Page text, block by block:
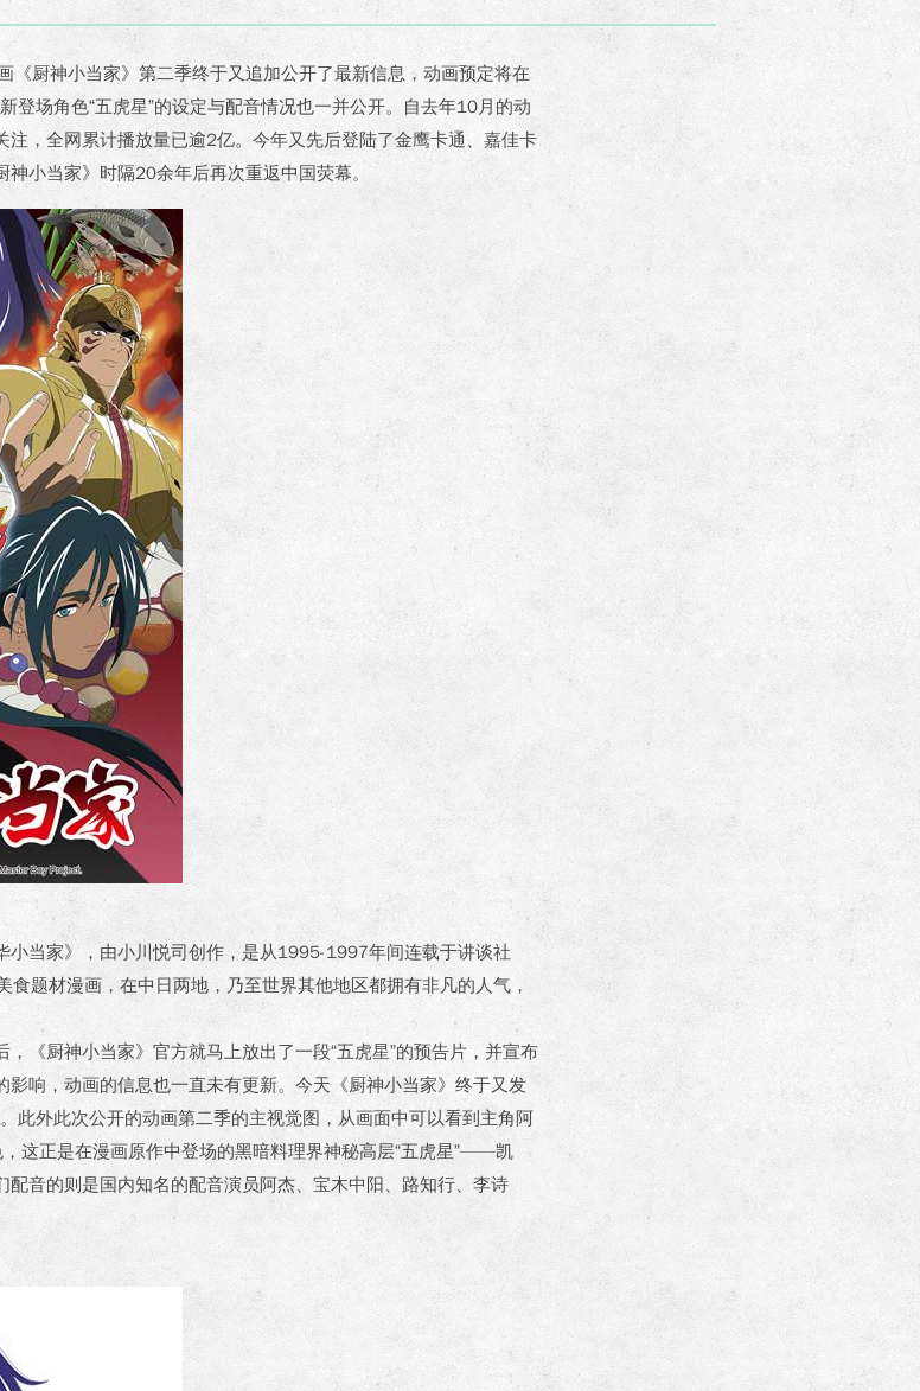
《厨神小当家》第二季终于又追加公开了最新信息，动画预定将在
登场角色“五虎星”的设定与配音情况也一并公开。自去年10月的动
注，全网累计播放量已逾2亿。今年又先后登陆了金鹰卡通、嘉佳卡
小当家》时隔20余年后再次重返中国荧幕。
小当家》，由小川悦司创作，是从1995-1997年间连载于讲谈社
食题材漫画，在中日两地，乃至世界其他地区都拥有非凡的人气，
《厨神小当家》官方就马上放出了一段“五虎星”的预告片，并宣布
影响，动画的信息也一直未有更新。今天《厨神小当家》终于又发
此外此次公开的动画第二季的主视觉图，从画面中可以看到主角阿
这正是在漫画原作中登场的黑暗料理界神秘高层“五虎星”——凯
配音的则是国内知名的配音演员阿杰、宝木中阳、路知行、李诗